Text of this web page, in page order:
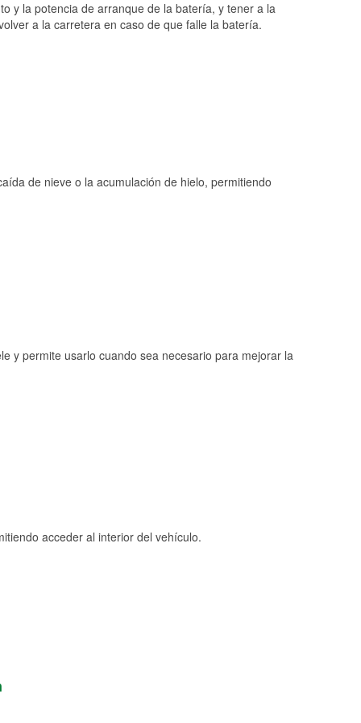
y la potencia de arranque de la batería, y tener a la
a la carretera en caso de que falle la batería.
de nieve o la acumulación de hielo, permitiendo
y permite usarlo cuando sea necesario para mejorar la
acceder al interior del vehículo.